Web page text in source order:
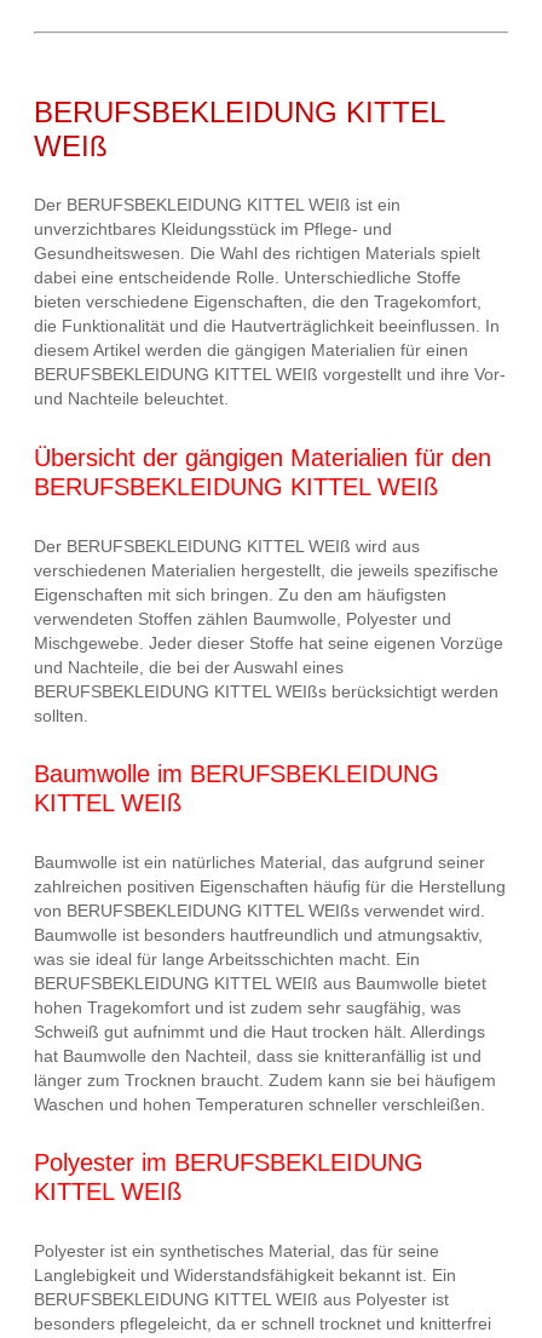
BERUFSBEKLEIDUNG KITTEL
WEIß
Der BERUFSBEKLEIDUNG KITTEL WEIß ist ein
unverzichtbares Kleidungsstück im Pflege- und
Gesundheitswesen. Die Wahl des richtigen Materials spielt
dabei eine entscheidende Rolle. Unterschiedliche Stoffe
bieten verschiedene Eigenschaften, die den Tragekomfort,
die Funktionalität und die Hautverträglichkeit beeinflussen. In
diesem Artikel werden die gängigen Materialien für einen
BERUFSBEKLEIDUNG KITTEL WEIß vorgestellt und ihre Vor-
und Nachteile beleuchtet.
Übersicht der gängigen Materialien für den
BERUFSBEKLEIDUNG KITTEL WEIß
Der BERUFSBEKLEIDUNG KITTEL WEIß wird aus
verschiedenen Materialien hergestellt, die jeweils spezifische
Eigenschaften mit sich bringen. Zu den am häufigsten
verwendeten Stoffen zählen Baumwolle, Polyester und
Mischgewebe. Jeder dieser Stoffe hat seine eigenen Vorzüge
und Nachteile, die bei der Auswahl eines
BERUFSBEKLEIDUNG KITTEL WEIßs berücksichtigt werden
sollten.
Baumwolle im BERUFSBEKLEIDUNG
KITTEL WEIß
Baumwolle ist ein natürliches Material, das aufgrund seiner
zahlreichen positiven Eigenschaften häufig für die Herstellung
von BERUFSBEKLEIDUNG KITTEL WEIßs verwendet wird.
Baumwolle ist besonders hautfreundlich und atmungsaktiv,
was sie ideal für lange Arbeitsschichten macht. Ein
BERUFSBEKLEIDUNG KITTEL WEIß aus Baumwolle bietet
hohen Tragekomfort und ist zudem sehr saugfähig, was
Schweiß gut aufnimmt und die Haut trocken hält. Allerdings
hat Baumwolle den Nachteil, dass sie knitteranfällig ist und
länger zum Trocknen braucht. Zudem kann sie bei häufigem
Waschen und hohen Temperaturen schneller verschleißen.
Polyester im BERUFSBEKLEIDUNG
KITTEL WEIß
Polyester ist ein synthetisches Material, das für seine
Langlebigkeit und Widerstandsfähigkeit bekannt ist. Ein
BERUFSBEKLEIDUNG KITTEL WEIß aus Polyester ist
besonders pflegeleicht, da er schnell trocknet und knitterfrei